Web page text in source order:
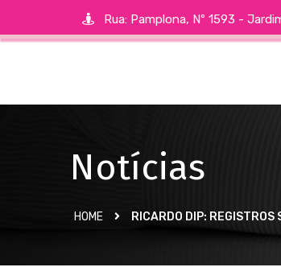
Rua: Pamplona, Nº 1593 -
Notícias
HOME RICARDO DIP: REGISTROS